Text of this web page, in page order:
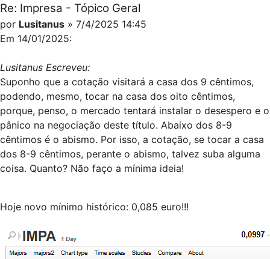
Re: Impresa - Tópico Geral
por Lusitanus » 7/4/2025 14:45
Em 14/01/2025:
Lusitanus Escreveu:
Suponho que a cotação visitará a casa dos 9 cêntimos,
podendo, mesmo, tocar na casa dos oito cêntimos,
porque, penso, o mercado tentará instalar o desespero e o
pânico na negociação deste título. Abaixo dos 8-9
cêntimos é o abismo. Por isso, a cotação, se tocar a casa
dos 8-9 cêntimos, perante o abismo, talvez suba alguma
coisa. Quanto? Não faço a mínima ideia!
Hoje novo mínimo histórico: 0,085 euro!!!